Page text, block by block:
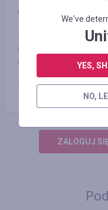
Обратите внимание:
- Кэшбэк
клиент компании
пользователей -
- Минимальная сумма
ZALOGUJ
We've
YES,
NO,